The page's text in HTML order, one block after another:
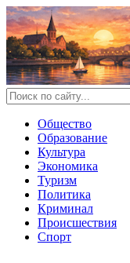
Общество
Образование
Культура
Экономика
Туризм
Политика
Криминал
Происшествия
Спорт